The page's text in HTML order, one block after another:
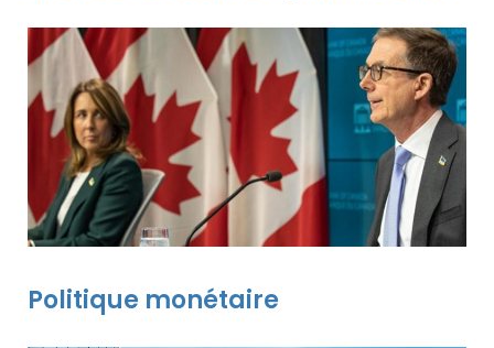
Politique monétaire